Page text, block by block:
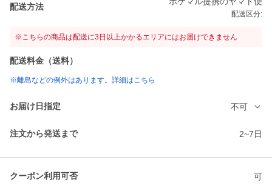
配送方法
配送区分:
※こちらの商品は配送に3日以上かかるエリアにはお届けできません
配送料金（送料）
※離島などの例外はあります。詳細はこちら
お届け日指定 不可
注文から発送まで 2~7日
クーポン利用可否 可